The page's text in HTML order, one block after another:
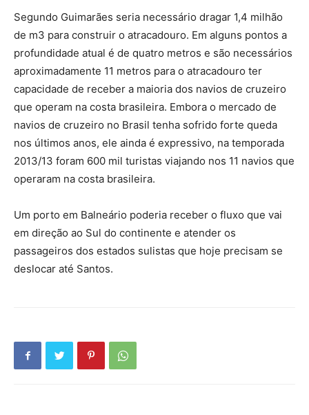
Segundo Guimarães seria necessário dragar 1,4 milhão
de m3 para construir o atracadouro. Em alguns pontos a
profundidade atual é de quatro metros e são necessários
aproximadamente 11 metros para o atracadouro ter
capacidade de receber a maioria dos navios de cruzeiro
que operam na costa brasileira. Embora o mercado de
navios de cruzeiro no Brasil tenha sofrido forte queda
nos últimos anos, ele ainda é expressivo, na temporada
2013/13 foram 600 mil turistas viajando nos 11 navios que
operaram na costa brasileira.
Um porto em Balneário poderia receber o fluxo que vai
em direção ao Sul do continente e atender os
passageiros dos estados sulistas que hoje precisam se
deslocar até Santos.